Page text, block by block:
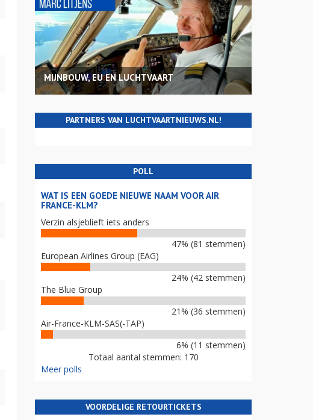
MIJNBOUW, EU EN LUCHTVAART
PARTNERS VAN LUCHTVAARTNIEUWS.NL!
POLL
WAT IS EEN GOEDE NIEUWE NAAM VOOR AIR
FRANCE-KLM?
Verzin alsjeblieft iets anders
47% (81 stemmen)
European Airlines Group (EAG)
24% (42 stemmen)
The Blue Group
21% (36 stemmen)
Air-France-KLM-SAS(-TAP)
6% (11 stemmen)
Totaal aantal stemmen: 170
Meer polls
VOORDELIGE RETOURTICKETS